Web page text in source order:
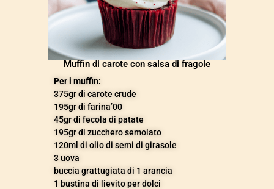
Muffin di carote con salsa di fragole
Per i muffin:
375gr di carote crude
195gr di farina’00
45gr di fecola di patate
195gr di zucchero semolato
120ml di olio di semi di girasole
3 uova
buccia grattugiata di 1 arancia
1 bustina di lievito per dolci